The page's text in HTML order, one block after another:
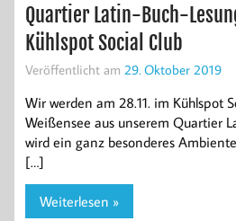
Quartier Latin-Buch-
Kühlspot Social Club
Veröffentlicht am 29. Oktober 2019
Wir werden am 28.11. im Kühlspot
Weißensee aus unserem Quartier
wird ein ganz besonderes
[…]
Weiterlesen »